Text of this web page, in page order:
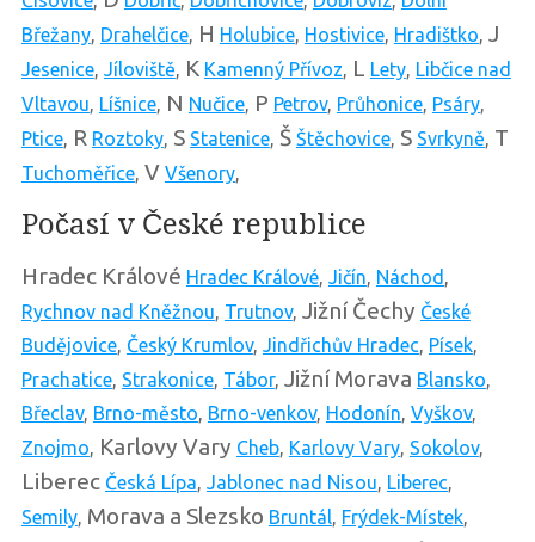
Břežany, Drahelčice, H Holubice, Hostivice, Hradištko, J
Jesenice, Jíloviště, K Kamenný Přívoz, L Lety, Libčice nad
Vltavou, Líšnice, N Nučice, P Petrov, Průhonice, Psáry,
Ptice, R Roztoky, S Statenice, Š Štěchovice, S Svrkyně, T
Tuchoměřice, V Všenory,
Počasí v České republice
Hradec Králové Hradec Králové, Jičín, Náchod ,
Rychnov nad Kněžnou, Trutnov, Jižní Čechy České
Budějovice, Český Krumlov, Jindřichův Hradec, Písek,
Prachatice, Strakonice, Tábor, Jižní Morava Blansko,
Břeclav, Brno-město, Brno-venkov, Hodonín, Vyškov,
Znojmo, Karlovy Vary Cheb, Karlovy Vary, Sokolov,
Liberec Česká Lípa, Jablonec nad Nisou, Liberec,
Semily, Morava a Slezsko Bruntál, Frýdek-Místek,